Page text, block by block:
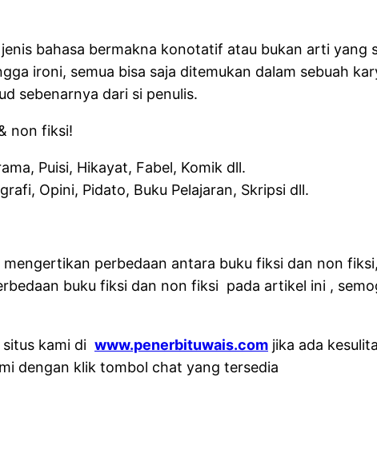
bahasa bermakna konotatif atau bukan arti yang
ironi, semua bisa saja ditemukan dalam sebuah
sebenarnya dari si penulis.
non fiksi!
Puisi, Hikayat, Fabel, Komik dll.
Opini, Pidato, Buku Pelajaran, Skripsi dll.
perbedaan antara buku fiksi dan non
buku fiksi dan non fiksi pada artikel ini ,
kami di www.penerbituwais.com jika ada
dengan klik tombol chat yang tersedia